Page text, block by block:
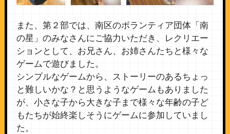
また、第２部では、南区のボランティア団体「南
の星」のみなさんにご協力いただき、レクリエー
ションとして、お兄さん、お姉さんたちと様々な
ゲームで遊びました。
シンプルなゲームから、ストーリーのあるちょっ
と難しいかな？と思うようなゲームもありました
が、小さな子から大きな子まで様々な年齢の子ど
もたちが始終楽しそうにゲームに参加していまし
た。